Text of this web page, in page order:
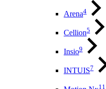
Arena4
Cellion5
Insio9
INTUIS7
11